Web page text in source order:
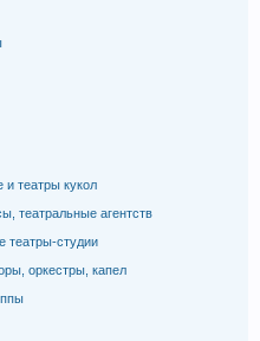
театры кукол
театральные агентств
театры-студии
оркестры, капел